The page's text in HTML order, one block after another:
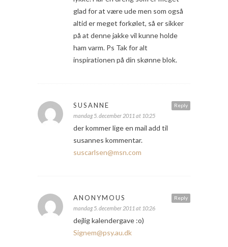
glad for at være ude men som også
altid er meget forkølet, så er sikker
på at denne jakke vil kunne holde
ham varm. Ps Tak for alt
inspirationen på din skønne blok.
Reply
SUSANNE
mandag 5. december 2011 at 10:25
der kommer lige en mail add til
susannes kommentar.
suscarlsen@msn.com
Reply
ANONYMOUS
mandag 5. december 2011 at 10:26
dejlig kalendergave :o)
Signem@psy.au.dk